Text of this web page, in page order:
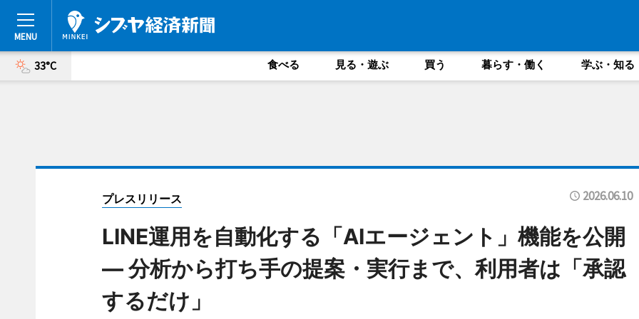
33°C 食べる 見る・遊ぶ 買う 暮らす・働く 学ぶ・知る
プレスリリース 2026.06.10
LINE運用を自動化する「AIエージェント」機能を公開
― 分析から打ち手の提案・実行まで、利用者は「承認
するだけ」